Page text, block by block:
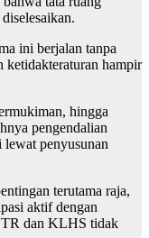
ini berjalan tanpa
ketidakteraturan hampir
hingga
pengendalian
penyusunan
terutama raja,
aktif dengan
dan KLHS tidak